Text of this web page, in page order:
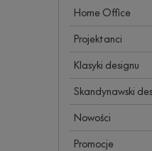
Home Office
Projektanci
Klasyki designu
Skandynawski
Nowości
Promocje